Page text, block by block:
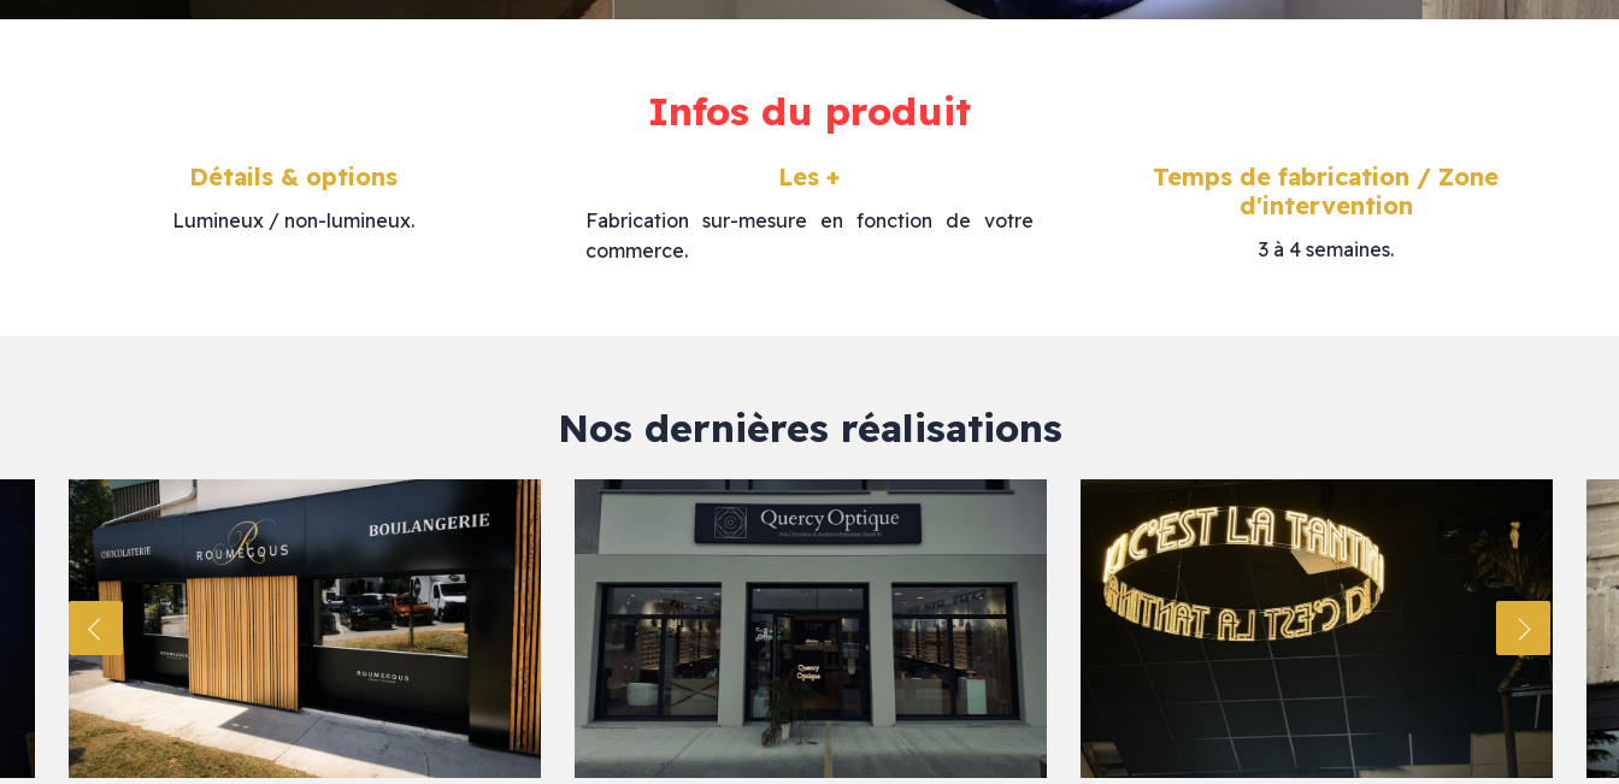
Bâche imprimée
Infos du produit
Détails & options
Lumineux / non-lumineux.
Les +
Fabrication sur-mesure en fonction de votre
commerce.
Temps de fabrication / Zone
d'intervention
3 à 4 semaines.
Nos dernières réalisations